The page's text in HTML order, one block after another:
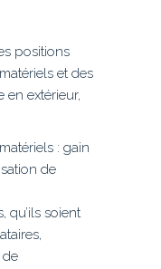
positions
et des
en extérieur,
: gain
de
qu’ils soient
de